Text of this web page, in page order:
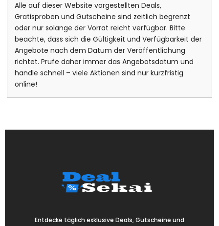
Alle auf dieser Website vorgestellten Deals,
Gratisproben und Gutscheine sind zeitlich begrenzt
oder nur solange der Vorrat reicht verfügbar. Bitte
beachte, dass sich die Gültigkeit und Verfügbarkeit der
Angebote nach dem Datum der Veröffentlichung
richtet. Prüfe daher immer das Angebotsdatum und
handle schnell – viele Aktionen sind nur kurzfristig
online!
Entdecke täglich exklusive Deals, Gutscheine und